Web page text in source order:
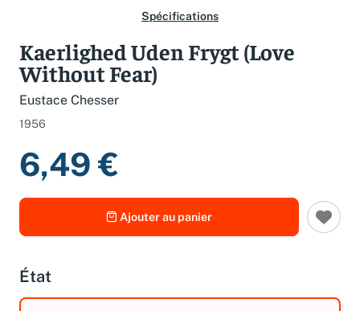
Spécifications
Kaerlighed Uden Frygt (Love
Without Fear)
Eustace Chesser
1956
6,49 €
Ajouter au panier
État